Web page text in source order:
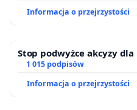
Informacja o przejrzystości
Stop podwyżce akcyzy
1 015 podpisów
Informacja o przejrzystości